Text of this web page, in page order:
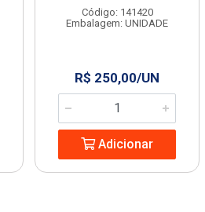
Código: 141420
Embalagem: UNIDADE
R$ 250,00/UN
Adicionar